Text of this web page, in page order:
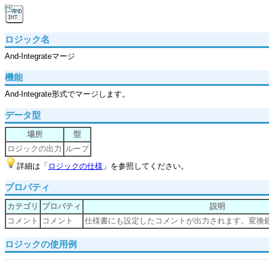
ロジック名
And-Integrateマージ
機能
And-Integrate形式でマージします。
データ型
場所
型
ロジックの出力 ループ
詳細は「 ロジックの仕様 」を参照してください。
プロパティ
カテゴリ プロパティ
説明
コメント
コメント 仕様書にも設定したコメントが出力されます。変換
ロジックの使用例